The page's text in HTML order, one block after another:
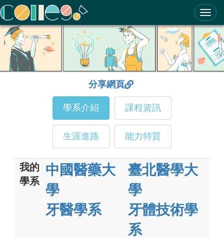
ColleGo! 大學選才與高中育才輔助系統
分享網頁
學系介紹 課程資訊
生涯進路 能力特質
我的
學系
中國醫藥大
學
牙醫學系
臺北醫學大
學
牙體技術學
系